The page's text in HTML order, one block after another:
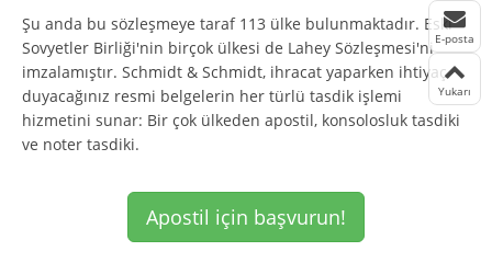
Şu anda bu sözleşmeye taraf 113 ülke bulunmaktadır. Eski
Sovyetler Birliği'nin birçok ülkesi de Lahey Sözleşmesi'ni
imzalamıştır. Schmidt & Schmidt, ihracat yaparken ihtiyaç
duyacağınız resmi belgelerin her türlü tasdik işlemi
hizmetini sunar: Bir çok ülkeden apostil, konsolosluk tasdiki
ve noter tasdiki.
Apostil için başvurun!
E-posta
Yukarı